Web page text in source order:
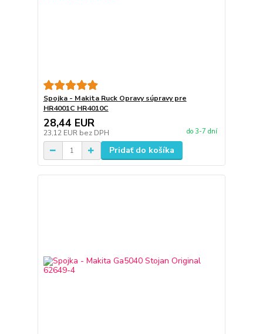
Spojka - Makita Ruck Opravy súpravy pre
HR4001C HR4010C
28,44 EUR
23,12 EUR bez DPH do 3-7 dní
Pridať do košíka